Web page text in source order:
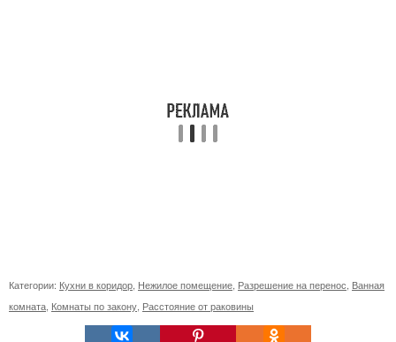
Категории: Кухни в коридор, Нежилое помещение, Разрешение на перенос, Ванная
комната, Комнаты по закону, Расстояние от раковины